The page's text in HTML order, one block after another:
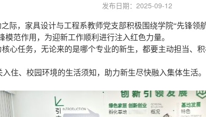
发布日期：2025-09-12
际，家具设计与工程系教师党支部积极围绕学院“先锋
范作用，为迎新工作顺利进行注入红色力量。
心任务，无论来的是哪个专业的新生，都要主动担当、
住、校园环境的生活须知，助力新生尽快融入集体生活。